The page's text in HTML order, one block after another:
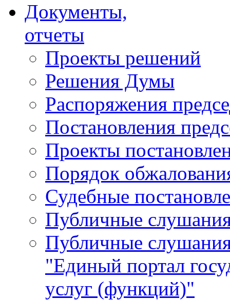
Документы,
отчеты
Проекты решений
Решения Думы
Распоряжения
Постановления
Проекты
Порядок
Судебные
Публичные
Публичные
"Единый портал
услуг (функций)"